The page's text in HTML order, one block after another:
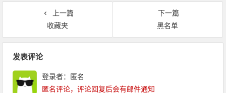
上一篇
收藏夹
下一篇
黑名单
发表评论
登录者：匿名
匿名评论，评论回复后会有邮件通知